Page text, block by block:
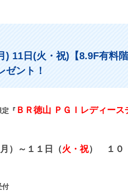
) 11日(火・祝)【8.9F有料
ゼント！
定『 ＢＲ徳山 ＰＧＩレディー
）～１１日（火・祝） １０
付